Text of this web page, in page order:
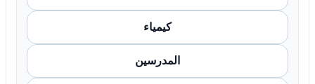
كيمياء
المدرسين